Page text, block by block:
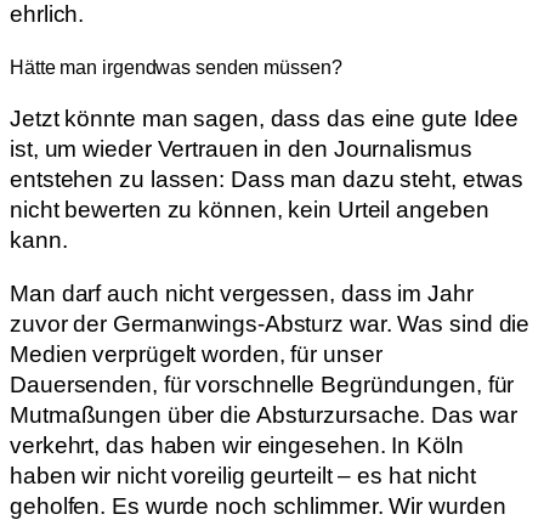
ehrlich.
Hätte man irgendwas senden müssen?
Jetzt könnte man sagen, dass das eine gute Idee
ist, um wieder Vertrauen in den Journalismus
entstehen zu lassen: Dass man dazu steht, etwas
nicht bewerten zu können, kein Urteil angeben
kann.
Man darf auch nicht vergessen, dass im Jahr
zuvor der Germanwings-Absturz war. Was sind die
Medien verprügelt worden, für unser
Dauersenden, für vorschnelle Begründungen, für
Mutmaßungen über die Absturzursache. Das war
verkehrt, das haben wir eingesehen. In Köln
haben wir nicht voreilig geurteilt – es hat nicht
geholfen. Es wurde noch schlimmer. Wir wurden